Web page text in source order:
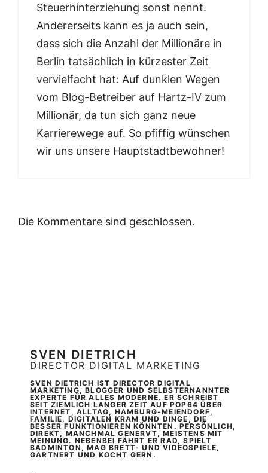
Steuerhinterziehung sonst nennt.
Andererseits kann es ja auch sein,
dass sich die Anzahl der Millionäre in
Berlin tatsächlich in kürzester Zeit
vervielfacht hat: Auf dunklen Wegen
vom Blog-Betreiber auf Hartz-IV zum
Millionär, da tun sich ganz neue
Karrierewege auf. So pfiffig wünschen
wir uns unsere Hauptstadtbewohner!
Die Kommentare sind geschlossen.
SVEN DIETRICH
DIRECTOR DIGITAL MARKETING
SVEN DIETRICH IST DIRECTOR DIGITAL
MARKETING, BLOGGER UND SELBSTERNANNTER
EXPERTE FÜR ALLES MODERNE. ER SCHREIBT
SEIT ZIEMLICH LANGER ZEIT AUF POP64 ÜBER
INTERNET, ALLTAG, HAMBURG-MEIENDORF,
FAMILIE, DIGITALEN KRAM UND DINGE, DIE
BESSER FUNKTIONIEREN KÖNNTEN. PERSÖNLICH,
DIREKT, MANCHMAL GENERVT, MEISTENS MIT
MEINUNG. NEBENBEI FÄHRT ER RAD, SPIELT
BADMINTON, MAG BRETT- UND VIDEOSPIELE,
GÄRTNERT UND KOCHT GERN.